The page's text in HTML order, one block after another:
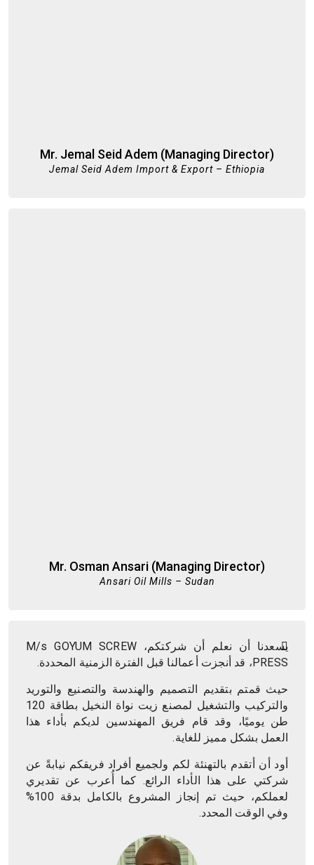
Mr. Jemal Seid Adem (Managing Director)
Jemal Seid Adem Import & Export – Ethiopia
Mr. Osman Ansari (Managing Director)
Ansari Oil Mills – Sudan
يسعدنا أن نعلم أن شركتكم، M/s GOYUM SCREW
PRESS، قد أنجزت أعمالنا قبل الفترة الزمنية المحددة.
حيث قمتم بتقديم التصميم والهندسة والتصنيع والتوريد
والتركيب والتشغيل لمصنع زيت نواة النخيل بطاقة 120
طن يوميًا، وقد قام فريق المهندسين لديكم بأداء هذا
العمل بشكل مميز للغاية.
أود أن أتقدم بالتهنئة لكم ولجميع أفراد فريقكم نيابةً عن
شركتي على هذا الأداء الرائع. كما أُعرب عن تقديري
لعملكم، حيث تم إنجاز المشروع بالكامل بدقة 100%
وفي الوقت المحدد.